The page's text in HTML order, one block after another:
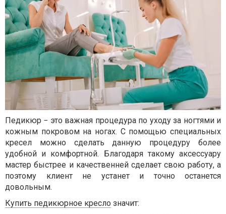
Педикюр − это важная процедура по уходу за ногтями и
кожным покровом на ногах. С помощью специальных
кресел можно сделать данную процедуру более
удобной и комфортной. Благодаря такому аксессуару
мастер быстрее и качественней сделает свою работу, а
поэтому клиент не устанет и точно останется
довольным.
Купить педикюрное кресло значит: